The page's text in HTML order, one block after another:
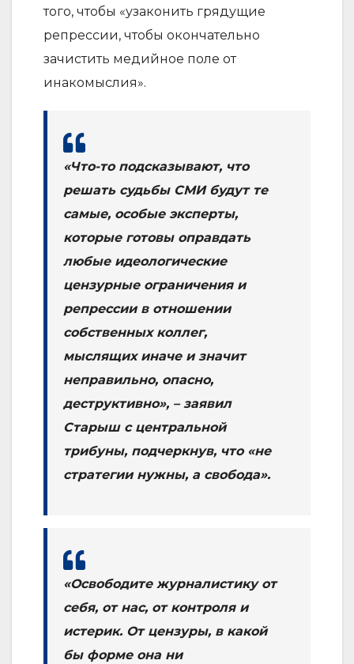
того, чтобы «узаконить грядущие
репрессии, чтобы окончательно
зачистить медийное поле от
инакомыслия».
«Что-то подсказывают, что
решать судьбы СМИ будут те
самые, особые эксперты,
которые готовы оправдать
любые идеологические
цензурные ограничения и
репрессии в отношении
собственных коллег,
мыслящих иначе и значит
неправильно, опасно,
деструктивно», – заявил
Старыш с центральной
трибуны, подчеркнув, что «не
стратегии нужны, а свобода».
«Освободите журналистику от
себя, от нас, от контроля и
истерик. От цензуры, в какой
бы форме она ни